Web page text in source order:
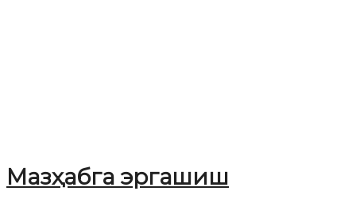
Мазҳабга эргашиш